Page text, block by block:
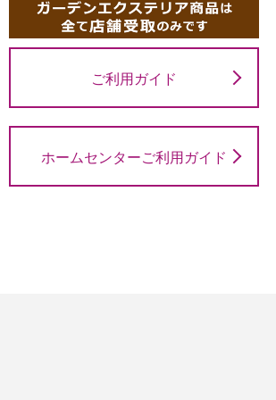
ご利用ガイド
ホームセンターご利用ガイド